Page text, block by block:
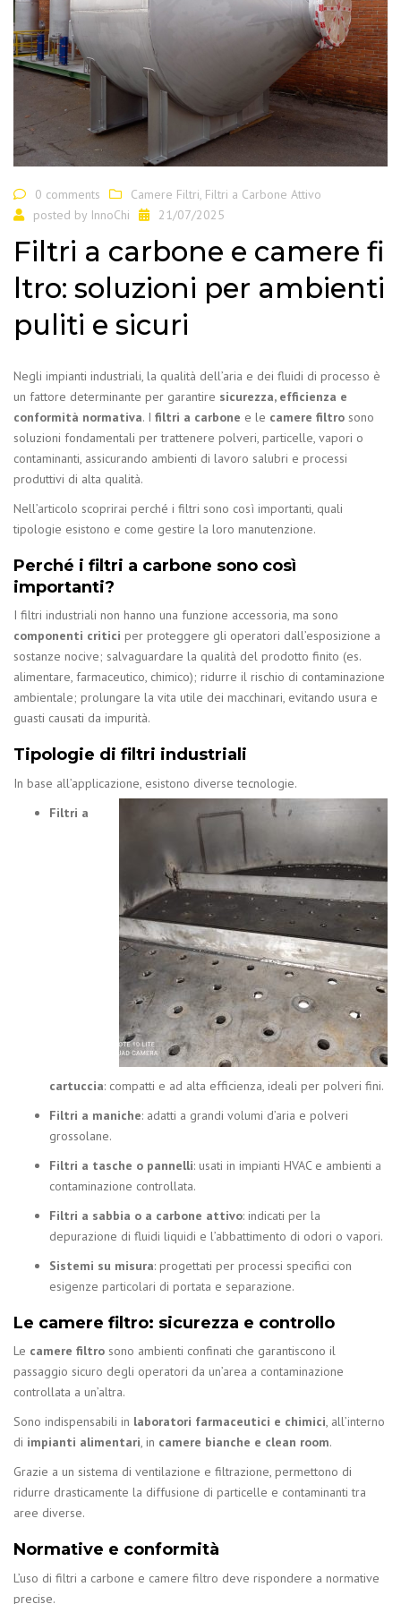
0 comments Camere Filtri, Filtri a Carbone Attivo
posted by InnoChi 21/07/2025
Filtri a carbone e camere fi
ltro: soluzioni per ambienti
puliti e sicuri
Negli impianti industriali, la qualità dell’aria e dei fluidi di processo è
un fattore determinante per garantire sicurezza, efficienza e
conformità normativa. I filtri a carbone e le camere filtro sono
soluzioni fondamentali per trattenere polveri, particelle, vapori o
contaminanti, assicurando ambienti di lavoro salubri e processi
produttivi di alta qualità.
Nell’articolo scoprirai perché i filtri sono così importanti, quali
tipologie esistono e come gestire la loro manutenzione.
Perché i filtri a carbone sono così
importanti?
I filtri industriali non hanno una funzione accessoria, ma sono
componenti critici per proteggere gli operatori dall’esposizione a
sostanze nocive; salvaguardare la qualità del prodotto finito (es.
alimentare, farmaceutico, chimico); ridurre il rischio di contaminazione
ambientale; prolungare la vita utile dei macchinari, evitando usura e
guasti causati da impurità.
Tipologie di filtri industriali
In base all’applicazione, esistono diverse tecnologie.
Filtri a
cartuccia: compatti e ad alta efficienza, ideali per polveri fini.
Filtri a maniche: adatti a grandi volumi d’aria e polveri
grossolane.
Filtri a tasche o pannelli: usati in impianti HVAC e ambienti a
contaminazione controllata.
Filtri a sabbia o a carbone attivo: indicati per la
depurazione di fluidi liquidi e l’abbattimento di odori o vapori.
Sistemi su misura: progettati per processi specifici con
esigenze particolari di portata e separazione.
Le camere filtro: sicurezza e controllo
Le camere filtro sono ambienti confinati che garantiscono il
passaggio sicuro degli operatori da un’area a contaminazione
controllata a un’altra.
Sono indispensabili in laboratori farmaceutici e chimici, all’interno
di impianti alimentari, in camere bianche e clean room.
Grazie a un sistema di ventilazione e filtrazione, permettono di
ridurre drasticamente la diffusione di particelle e contaminanti tra
aree diverse.
Normative e conformità
L’uso di filtri a carbone e camere filtro deve rispondere a normative
precise.